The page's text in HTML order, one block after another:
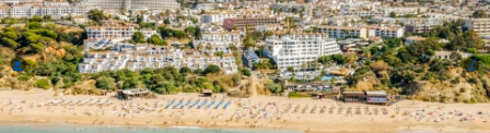
Prev